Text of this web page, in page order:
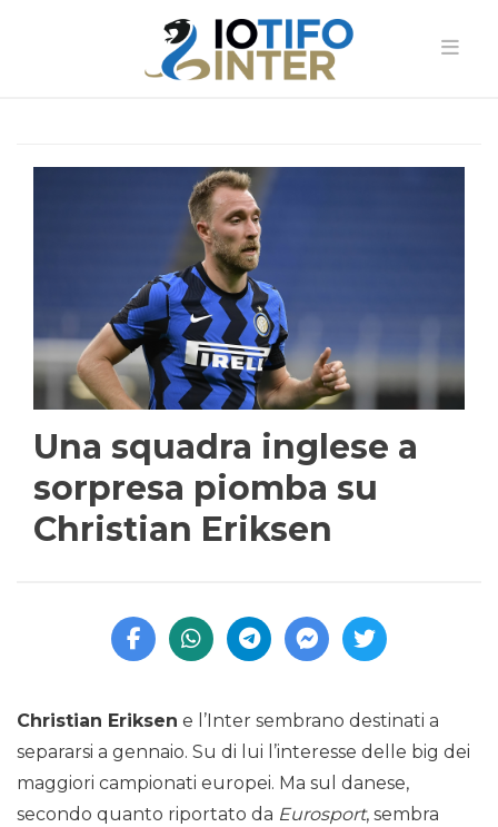
Una squadra inglese a
sorpresa piomba su
Christian Eriksen
Christian Eriksen e l’Inter sembrano destinati a
separarsi a gennaio. Su di lui l’interesse delle big dei
maggiori campionati europei. Ma sul danese,
secondo quanto riportato da Eurosport, sembra